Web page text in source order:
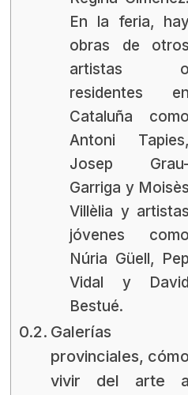
En la feria,
obras de otros
artistas o
residentes en
Cataluña como
Antoni Tapies,
Josep Grau-
Garriga y Moisès
Villèlia y artistas
jóvenes como
Núria Güell, Pep
Vidal y David
Bestué.
Galerías
provinciales,
vivir del arte a